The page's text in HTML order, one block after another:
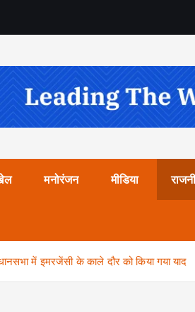
मनोरंजन मीडिया
में इमरजेंसी के काले दौर को किया गया याद